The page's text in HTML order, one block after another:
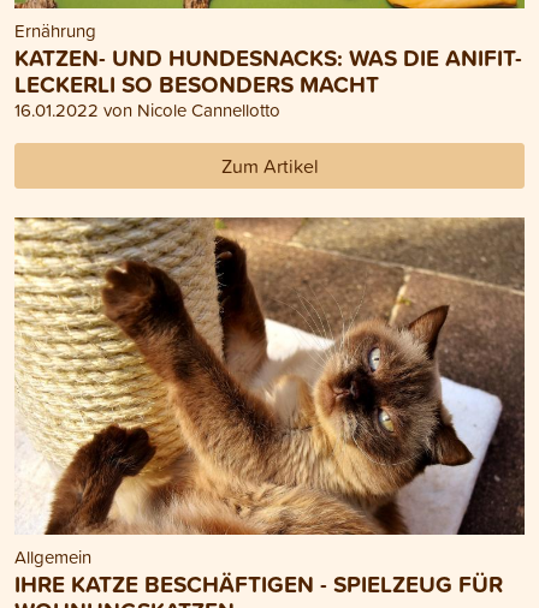
Ernährung
KATZEN- UND HUNDESNACKS: WAS DIE ANIFIT-
LECKERLI SO BESONDERS MACHT
16.01.2022 von Nicole Cannellotto
Zum Artikel
Allgemein
IHRE KATZE BESCHÄFTIGEN - SPIELZEUG FÜR